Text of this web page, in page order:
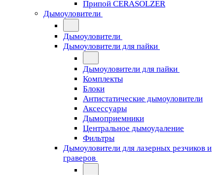
Припой CERASOLZER
Дымоуловители
Дымоуловители
Дымоуловители для пайки
Дымоуловители для пайки
Комплекты
Блоки
Антистатические дымоуловители
Аксессуары
Дымоприемники
Центральное дымоудаление
Фильтры
Дымоуловители для лазерных резчиков и
граверов